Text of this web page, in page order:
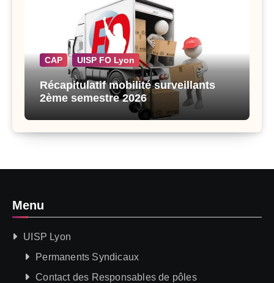
CAP UISP FO Lyon
Récapitulatif mobilité surveillants
2ème semestre 2026
Menu
UISP Lyon
Permanents Syndicaux
Contact des Responsables de pôles